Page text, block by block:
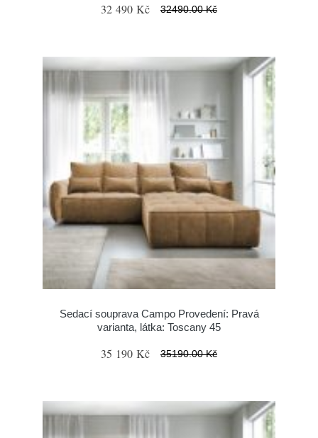
32 490 Kč 32490.00 Kč
Sedací souprava Campo Provedení: Pravá
varianta, látka: Toscany 45
35 190 Kč 35190.00 Kč